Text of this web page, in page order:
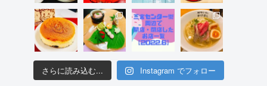
さらに読み込む... Instagram でフォロー